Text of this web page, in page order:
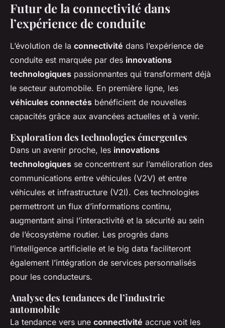
Futur de la connectivité dans
l’expérience de conduite
L’évolution de la connectivité dans l’expérience de
conduite est marquée par des innovations
technologiques passionnantes qui transforment déjà
le secteur automobile. En première ligne, les
véhicules connectés bénéficient de nouvelles
capacités grâce aux avancées actuelles et à venir.
Exploration des technologies émergentes
Dans un avenir proche, les innovations
technologiques se concentrent sur l’amélioration des
communications entre véhicules (V2V) et entre
véhicules et infrastructure (V2I). Ces technologies
permettront un flux d’informations continu,
augmentant ainsi l’interactivité et la sécurité au sein
de l’écosystème routier. Les progrès dans
l’intelligence artificielle et le big data faciliteront
également l’intégration de services personnalisés
pour les conducteurs.
Analyse des tendances de l’industrie
automobile
La tendance vers une connectivité accrue voit les